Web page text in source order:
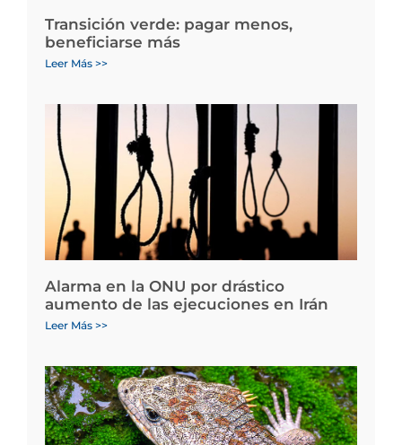
Transición verde: pagar menos,
beneficiarse más
Leer Más >>
Alarma en la ONU por drástico
aumento de las ejecuciones en Irán
Leer Más >>